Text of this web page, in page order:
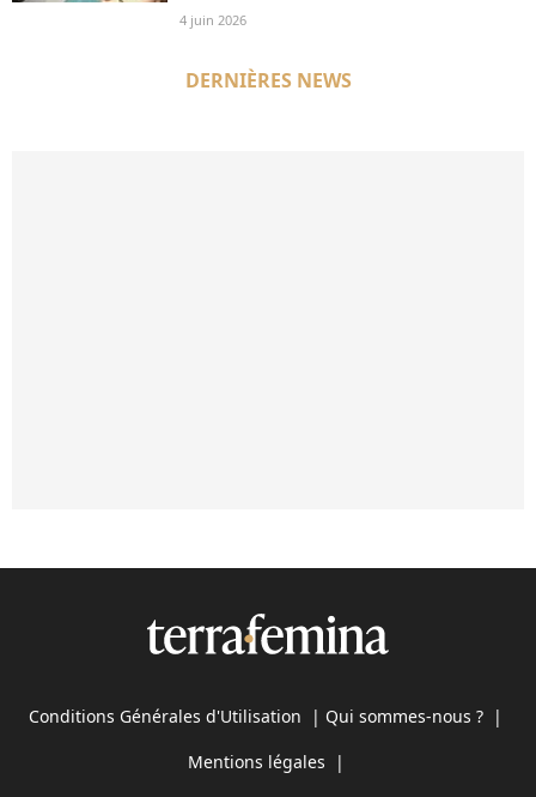
4 juin 2026
DERNIÈRES NEWS
Conditions Générales d'Utilisation | Qui sommes-nous ? |
Mentions légales |